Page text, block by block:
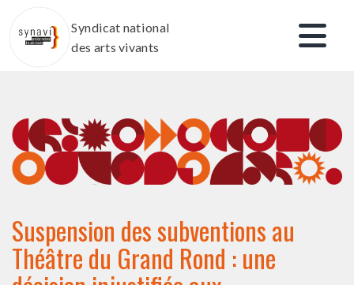
contenu
Syndicat national
des arts vivants
Suspension des subventions au
Théâtre du Grand Rond : une